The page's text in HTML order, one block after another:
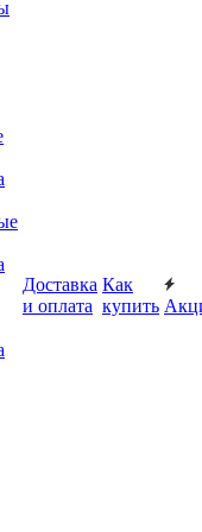
Доставка
и оплата
Как
купить